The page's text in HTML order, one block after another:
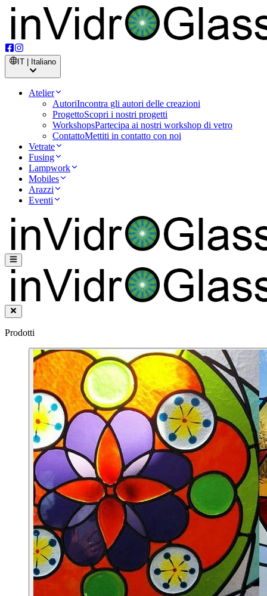
IT | Italiano
Atelier
AutoriIncontra gli autori delle creazioni
ProgettoScopri i nostri progetti
WorkshopsPartecipa ai nostri workshop di vetro
ContattoMettiti in contatto con noi
Vetrate
Fusing
Lampwork
Mobiles
Arazzi
Eventi
Prodotti